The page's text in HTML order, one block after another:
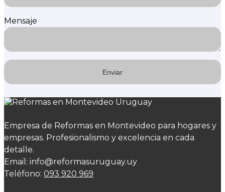
Mensaje
Empresa de Reformas en Montevideo para hogares y
empresas. Profesionalismo y excelencia en cada
detalle.
Email: info@reformasuruguay.uy
Teléfono: 093 920 969